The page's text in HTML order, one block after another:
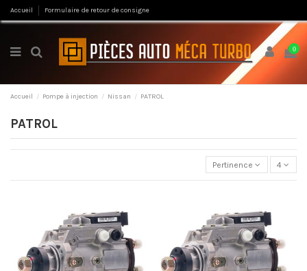
Accueil Formulaire de retour de consigne
0
Accueil Pompe à injection Nissan PATROL
PATROL
Pertinence 4